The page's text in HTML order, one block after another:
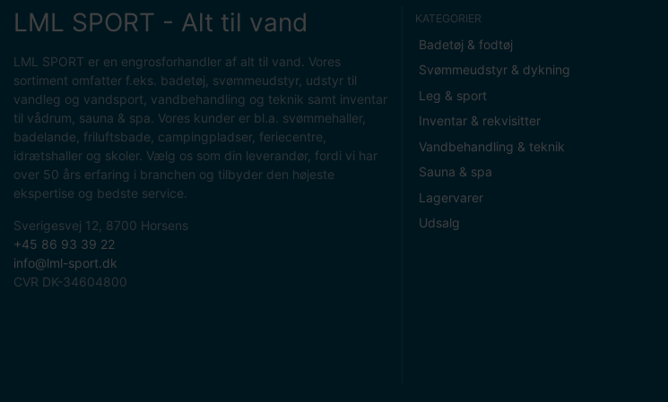
LML SPORT - Alt til vand
LML SPORT er en engrosforhandler af alt til vand. Vores
sortiment omfatter f.eks. badetøj, svømmeudstyr, udstyr til
vandleg og vandsport, vandbehandling og teknik samt inventar
til vådrum, sauna & spa. Vores kunder er bl.a. svømmehaller,
badelande, friluftsbade, campingpladser, feriecentre,
idrætshaller og skoler. Vælg os som din leverandør, fordi vi har
over 50 års erfaring i branchen og tilbyder den højeste
ekspertise og bedste service.
Sverigesvej 12, 8700 Horsens
+45 86 93 39 22
info@lml-sport.dk
CVR DK-34604800
KATEGORIER
Badetøj & fodtøj
Svømmeudstyr & dykning
Leg & sport
Inventar & rekvisitter
Vandbehandling & teknik
Sauna & spa
Lagervarer
Udsalg